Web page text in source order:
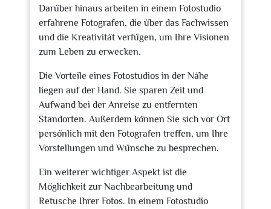
Darüber hinaus arbeiten in einem Fotostudio
erfahrene Fotografen, die über das Fachwissen
und die Kreativität verfügen, um Ihre Visionen
zum Leben zu erwecken.
Die Vorteile eines Fotostudios in der Nähe
liegen auf der Hand. Sie sparen Zeit und
Aufwand bei der Anreise zu entfernten
Standorten. Außerdem können Sie sich vor Ort
persönlich mit den Fotografen treffen, um Ihre
Vorstellungen und Wünsche zu besprechen.
Ein weiterer wichtiger Aspekt ist die
Möglichkeit zur Nachbearbeitung und
Retusche Ihrer Fotos. In einem Fotostudio